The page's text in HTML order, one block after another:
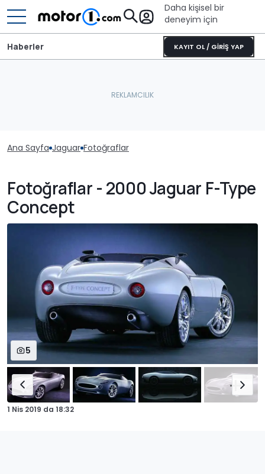
Daha kişisel bir
deneyim için
KAYIT OL / GİRİŞ YAP
Haberler
Ana Sayfa Jaguar Fotoğraflar
Fotoğraflar - 2000 Jaguar F-Type
Concept
5
1 Nis 2019 da 18:32